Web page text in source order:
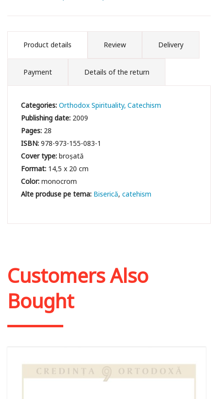
Product details Review Delivery
Payment Details of the return
Categories:Orthodox Spirituality Catechism
Publishing date: 2009
Pages: 28
ISBN:978-973-155-083-1
Cover type:broșată
Format: 14,5 x 20 cm
Color:monocrom
Biserică catehism
Customers Also
Bought